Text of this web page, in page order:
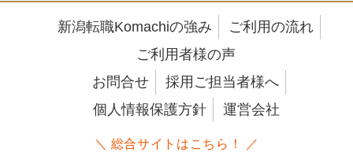
新潟転職Komachiの強み
ご利用の流れ
ご利用者様の声
お問合せ
採用ご担当者様へ
個人情報保護方針
運営会社
＼ 総合サイトはこちら！ ／